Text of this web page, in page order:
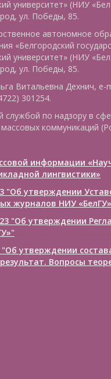
университет» (НИУ
ул. Победы, 85.
автономное
«Белгородский
университет» (НИУ
ул. Победы, 85.
Витальевна Дехнич, e-
301254.
службой по надзору в
коммуникаций
информации
лингвистики»
"Об утверждении
журналов НИУ «БелГУ»
"Об утверждении
утверждении
Вопросы